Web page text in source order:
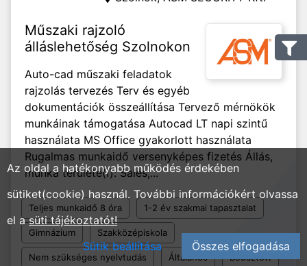
Műszaki rajzoló
álláslehetőség Szolnokon
Auto-cad műszaki feladatok
rajzolás tervezés Terv és egyéb
dokumentációk összeállítása Tervező mérnökök
munkáinak támogatása Autocad LT napi szintű
használata MS Office gyakorlott használata
Rugalmas munkaidő versenyképes fizetés Állás,
munka területe(i): Sales,...
Teljes munkaidő 8 óra 1-2 év szakmai tapasztalat
Gimnázium Szakközépiskola
Nem szükséges nyelvtudás Általános Beosztott
Az oldal a hatékonyabb működés érdekében
sütiket(cookie) használ. További információkért olvassa
el asüti tájékoztatót!
Sütik beállítása
Összes elfogadása